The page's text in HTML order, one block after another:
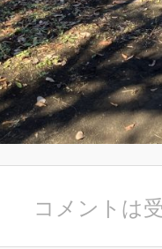
コメントは